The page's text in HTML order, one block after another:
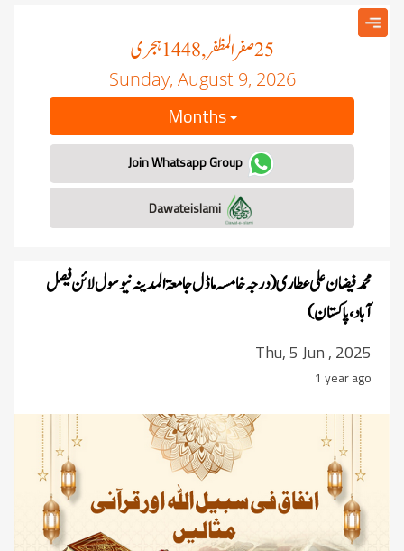
25صفر المظفر, 1448 ہجری
Sunday, August 9, 2026
Months
Join Whatsapp Group
محمد فیضان علی عطاری ( درجہ خامسہ ماڈل جامعۃ المدینہ نيو سول لائن فیصل
آباد ، پاکستان)
Thu, 5 Jun , 2025
1 year ago